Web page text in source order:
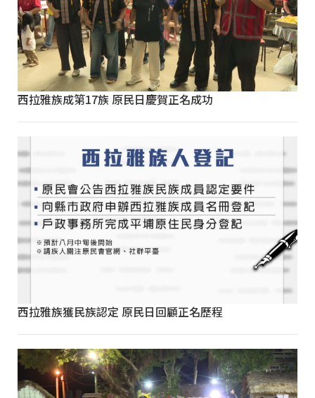
西拉雅族成第17族 原民日慶賀正名成功
西拉雅族獲民族認定 原民日回顧正名歷程